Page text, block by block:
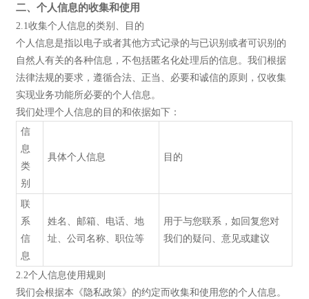
二、个人信息的收集和使用
2.1收集个人信息的类别、目的
个人信息是指以电子或者其他方式记录的与已识别或者可识别的
自然人有关的各种信息，不包括匿名化处理后的信息。我们根据
法律法规的要求，遵循合法、正当、必要和诚信的原则，仅收集
实现业务功能所必要的个人信息。
我们处理个人信息的目的和依据如下：
信
息
类
别
具体个人信息 目的
联
系
信
息
姓名、邮箱、电话、地
址、公司名称、职位等
用于与您联系，如回复您对
我们的疑问、意见或建议
2.2个人信息使用规则
我们会根据本《隐私政策》的约定而收集和使用您的个人信息。